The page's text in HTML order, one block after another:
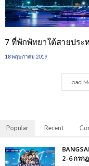
7 ที่พักพัทยาใต้สายประ
18 พฤษภาคม 2019
Load
Popular Recent
2–6 กรก